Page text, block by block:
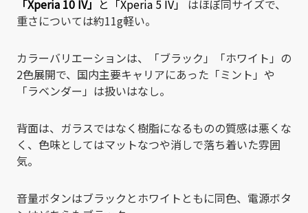
「Xperia 10 IV」 と 「Xperia 5 IV」
はほぼ同サイズで、
重さについては約11g軽い。
カラーバリエーションは、「ブラック」「ホワイト」の
2色展開で、国内主要キャリアにあった「ミント」や
「ラベンダー」は扱いはなし。
背面は、ガラスではなく樹脂になるものの質感は悪くな
く、色味としてはマットなつや消しで落ち着いた雰囲
気。
音量ボタンはブラックとホワイトともに同色、電源ボタ